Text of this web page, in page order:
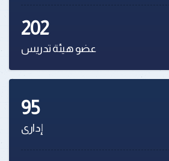
202
عضو هيئة تدريس
95
إدارى